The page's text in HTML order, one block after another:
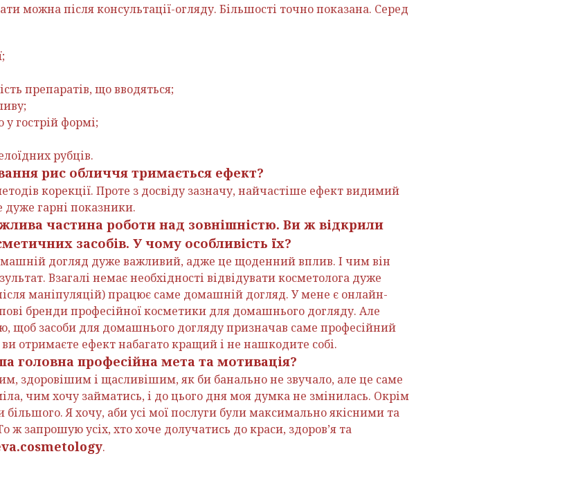
можна після консультації-огляду. Більшості точно показана. Серед
препаратів, що вводяться;
у гострій формі;
рубців.
рис обличчя тримається ефект?
корекції. Проте з досвіду зазначу, найчастіше ефект видимий
дуже гарні показники.
частина роботи над зовнішністю. Ви ж відкрили
засобів. У чому особливість їх?
догляд дуже важливий, адже це щоденний вплив. І чим він
Взагалі немає необхідності відвідувати косметолога дуже
маніпуляцій) працює саме домашній догляд. У мене є онлайн-
бренди професійної косметики для домашнього догляду. Але
щоб засоби для домашнього догляду призначав саме професійний
отримаєте ефект набагато кращий і не нашкодите собі.
головна професійна мета та мотивація?
здоровішим і щасливішим, як би банально не звучало, але це саме
чим хочу займатись, і до цього дня моя думка не змінилась. Окрім
більшого. Я хочу, аби усі мої послуги були максимально якісними та
запрошую усіх, хто хоче долучатись до краси, здоров’я та
.